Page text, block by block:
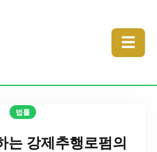
☰
법률
는 강제추행로펌의